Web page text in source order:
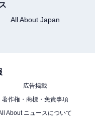
All About Japan
広告掲載
著作権・商標・免責事項
About ニュースについて